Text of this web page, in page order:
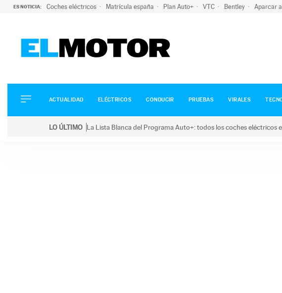
ES NOTICIA: Coches eléctricos Matrícula españa Plan Auto+ VTC Bentley Aparcar
ELÉCTRICOS
CONDUCIR
ACTUALIDAD ELÉCTRICOS CONDUCIR PRUEBAS VIRALES
LO ÚLTIMO La Lista Blanca del Programa Auto+: todos los coches eléctricos